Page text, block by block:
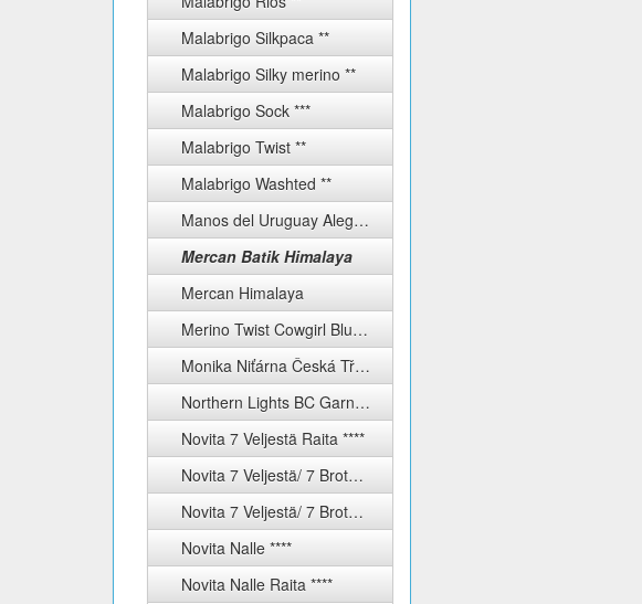
Malabrigo Silkpaca **
Malabrigo Silky merino **
Malabrigo Sock ***
Malabrigo Twist **
Malabrigo Washted **
Manos del Uruguay Alegria **
Mercan Batik Himalaya
Mercan Himalaya
Merino Twist Cowgirl Blues ****
Monika Niťárna Česká Třebová
Northern Lights BC Garn ***
Novita 7 Veljestä Raita ****
Novita 7 Veljestä/ 7 Brothers ****
Novita 7 Veljestä/ 7 Brothers Nummi ***
Novita Nalle ****
Novita Nalle Raita ****